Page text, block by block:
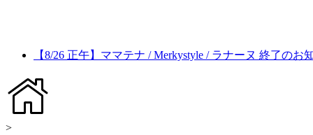
【8/26 正午】ママテナ / Merkystyle / ラナーヌ 終了のお
>